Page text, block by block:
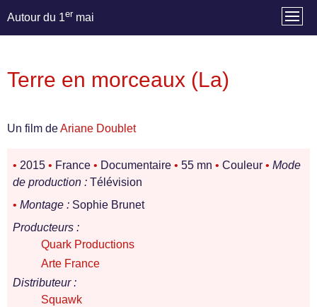
Autour du 1er mai
Terre en morceaux (La)
Un film deAriane Doublet
• 2015 • France • Documentaire • 55 mn • Couleur • Mode
de production : Télévision
• Montage : Sophie Brunet
Producteurs :
Quark Productions
Arte France
Distributeur :
Squawk